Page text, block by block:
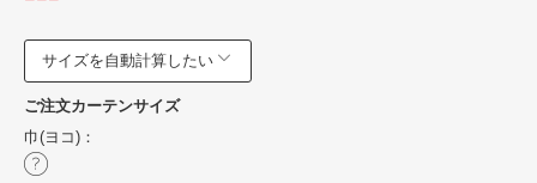
サイズを自動計算したい
ご注文カーテンサイズ
巾(ヨコ)：